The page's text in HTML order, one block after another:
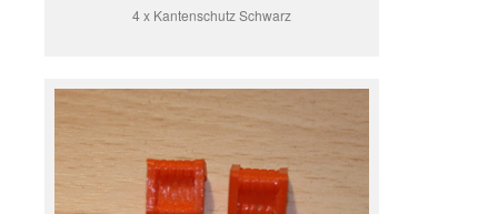
4 x Kantenschutz Schwarz